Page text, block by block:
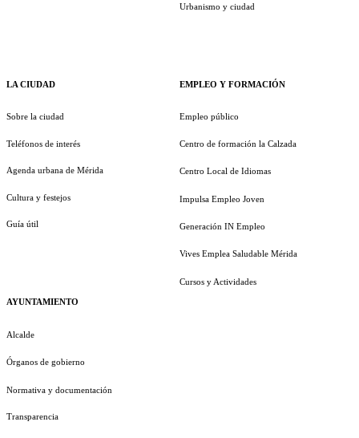
LA CIUDAD
Sobre la ciudad
Teléfonos de interés
Agenda urbana de Mérida
Cultura y festejos
Guía útil
AYUNTAMIENTO
Alcalde
Órganos de gobierno
Normativa y documentación
Transparencia
Urbanismo y ciudad
EMPLEO Y FORMACIÓN
Empleo público
Centro de formación la Calzada
Centro Local de Idiomas
Impulsa Empleo Joven
Generación IN Empleo
Vives Emplea Saludable Mérida
Cursos y Actividades